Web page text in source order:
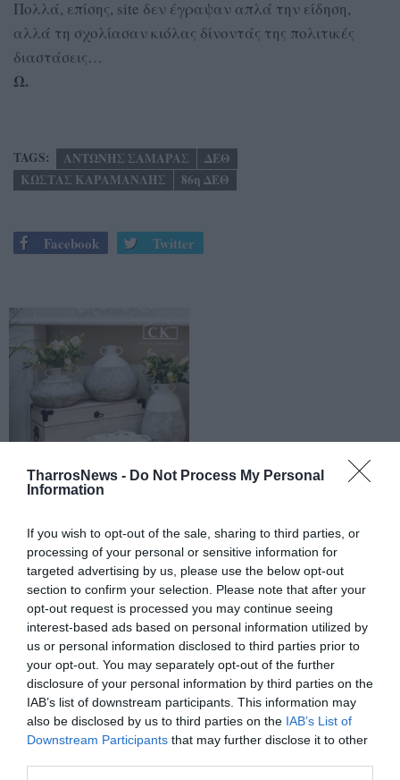
TharrosNews - Do Not Process My Personal
Information
If you wish to opt-out of the sale, sharing to third parties, or
processing of your personal or sensitive information for
targeted advertising by us, please use the below opt-out
section to confirm your selection. Please note that after your
opt-out request is processed you may continue seeing
interest-based ads based on personal information utilized by
us or personal information disclosed to third parties prior to
your opt-out. You may separately opt-out of the further
disclosure of your personal information by third parties on the
IAB’s list of downstream participants. This information may
also be disclosed by us to third parties on the IAB’s List of
Downstream Participants that may further disclose it to other
Πολλά, επίσης, site δεν έγραψαν απλά την είδηση,
αλλά τη σχολίασαν κιόλας δίνοντάς της πολιτικές
διαστάσεις…
Ω.
TAGS: ΑΝΤΩΝΗΣ ΣΑΜΑΡΑΣ
ΔΕΘ
ΚΩΣΤΑΣ ΚΑΡΑΜΑΝΛΗΣ
86η ΔΕΘ
Facebook Twitter